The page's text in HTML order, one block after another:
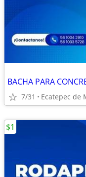
BACHA PARA
7/31 Ecatepec de
$1